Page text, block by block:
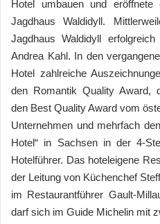
Hotel umbauen und
Jagdhaus Waldidyll.
Jagdhaus Waldidyll
Andrea Kahl. In den
Hotel zahlreiche
den Romantik Quality Award,
den Best Quality Award vom
Unternehmen und mehrfach
Hotel“ in Sachsen in der 4-
Hotelführer. Das hoteleigene
der Leitung von Küchenchef
im Restaurantführer Gault-
darf sich im Guide Michelin mit